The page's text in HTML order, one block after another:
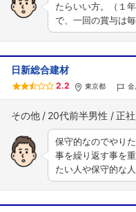
たらいい方。（１
で、一回の賞与は
日新総合建材
2.2 東京都 金
その他 20代前半男性 正
保守的なのでやり
事を繰り返す事を
たい人や保守的な